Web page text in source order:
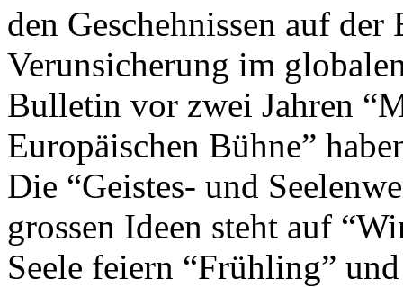
den Geschehnissen auf
Verunsicherung im
Bulletin vor zwei Jahren
Europäischen Bühne”
Die “Geistes- und
grossen Ideen steht auf
Seele feiern “Frühling”